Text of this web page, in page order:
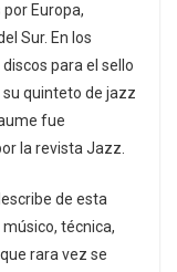
Europa,
Sur. En los
para el sello
su quinteto de jazz
fue
la revista Jazz.
de esta
técnica,
rara vez se